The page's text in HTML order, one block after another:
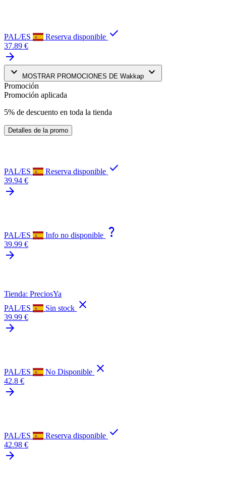
PAL/ES Reserva disponible check
37.89 €
arrow_forward
keyboard_arrow_down
MOSTRAR PROMOCIONES DE Wakkap keyboard_arrow_down
Promoción
Promoción aplicada
5% de descuento en toda la tienda
Detalles de la promo
PAL/ES Reserva disponible check
39.94 €
arrow_forward
PAL/ES Info no disponible question_mark
39.99 €
arrow_forward
Tienda: PreciosYa
PAL/ES
Sin stock close
39.99 €
arrow_forward
PAL/ES No Disponible close
42.8 €
arrow_forward
PAL/ES Reserva disponible check
42.98 €
arrow_forward